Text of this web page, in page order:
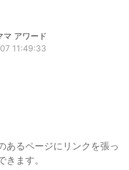
マ アワード
11:49:33
あるページにリンクを張っ
ます。